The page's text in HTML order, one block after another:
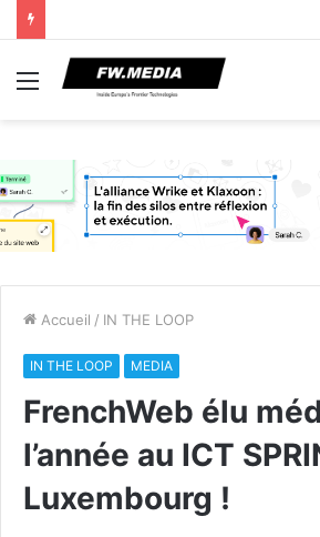
Menu
Accueil / IN THE LOOP
IN THE LOOP MEDIA
FrenchWeb élu
l’année au ICT
Luxembourg !